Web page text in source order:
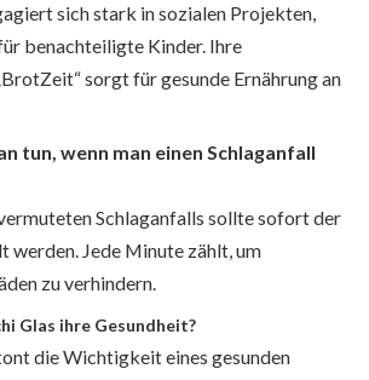
sich stark in sozialen Projekten,
benachteiligte Kinder. Ihre
sorgt für gesunde Ernährung an
tun, wenn man einen Schlaganfall
Schlaganfalls sollte sofort der
werden. Jede Minute zählt, um
zu verhindern.
Glas ihre Gesundheit?
die Wichtigkeit eines gesunden